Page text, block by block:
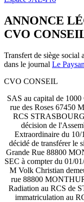
ANNONCE
CVO
Transfert de siège social
dans le journal Le
CVO CONSEIL
SAS au capital de
rue des Roses 67450
RCS
décision de
Extraordinaire du 10/
décidé de transférer le
Grande Rue 88800
SEC à compter du 01/
M Volk Christian
rue 88800
Radiation au RCS de
immatriculation au